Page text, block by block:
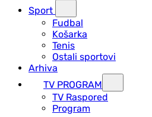
Sport
Fudbal
Košarka
Tenis
Ostali sportovi
Arhiva
TV PROGRAM
ТV Raspored
Program